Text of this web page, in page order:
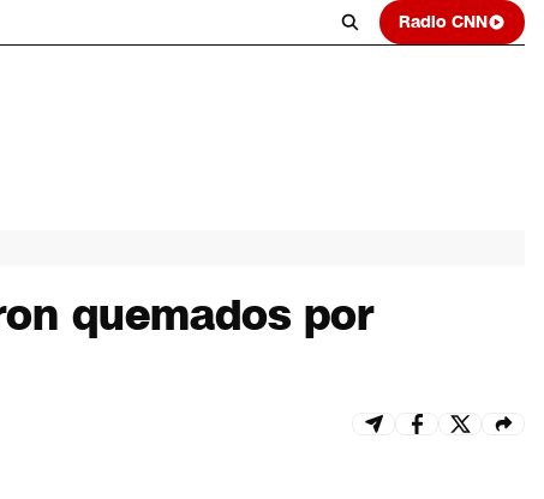
Radio CNN
quemados por